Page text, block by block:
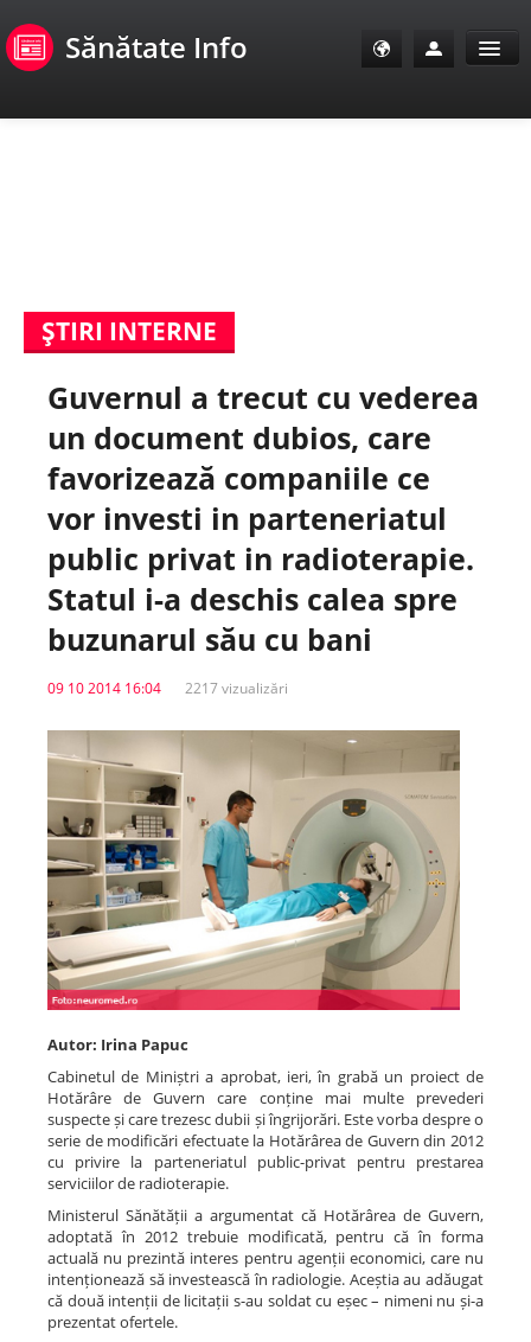
Sănătate Info
E-Sănătate Pacienți
E-Sănătate Medici
E-Sănătate Instituții
Tuberculoza Info
Spitale.MD
Centrul PAS
SanoTeca
ŞTIRI INTERNE
Guvernul a trecut cu vederea
un document dubios, care
favorizează companiile ce
vor investi in parteneriatul
public privat in radioterapie.
Statul i-a deschis calea spre
buzunarul său cu bani
09 10 2014 16:04 2217 vizualizări
Autor: Irina Papuc
Cabinetul de Miniștri a aprobat, ieri, în grabă un proiect de
Hotărâre de Guvern care conține mai multe prevederi
suspecte și care trezesc dubii și îngrijorări. Este vorba despre o
serie de modificări efectuate la Hotărârea de Guvern din 2012
cu privire la parteneriatul public-privat pentru prestarea
serviciilor de radioterapie.
Ministerul Sănătății a argumentat că Hotărârea de Guvern,
adoptată în 2012 trebuie modificată, pentru că în forma
actuală nu prezintă interes pentru agenții economici, care nu
intenționează să investească în radiologie. Aceștia au adăugat
că două intenții de licitații s-au soldat cu eșec – nimeni nu și-a
prezentat ofertele.